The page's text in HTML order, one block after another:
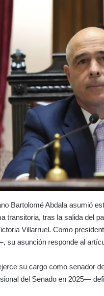
Bartolomé Abdala asumió
transitoria, tras la salida del
Villarruel. Como
su asunción responde al
su cargo como senador
del Senado en 2025—